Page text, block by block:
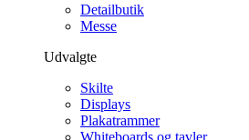
Detailbutik
Messe
Udvalgte
Skilte
Displays
Plakatrammer
Whiteboards og tavler